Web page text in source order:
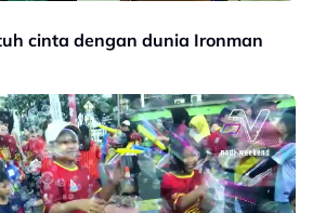
cinta dengan dunia Ironman